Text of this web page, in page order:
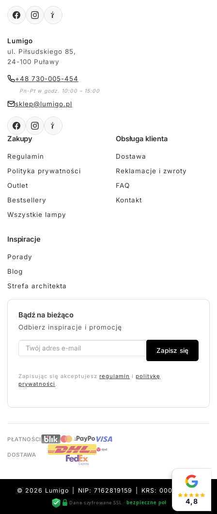
Lumigo
ul. Piłsudskiego 85,
24-100 Puławy
+48 730-005-454
Pn-Pt w godz. 10:00 – 15:00
sklep@lumigo.pl
Zakupy
Regulamin
Polityka prywatności
Outlet
Bestsellery
Wszystkie lampy
Obsługa klienta
Dostawa
Reklamacje i zwroty
FAQ
Kontakt
Inspiracje
Porady
Blog
Strefa architekta
Bądź na bieżąco
Odbierz inspiracje i promocję
Zapisz się
Zapisując się akceptujesz regulamin i politykę
prywatności .
PŁATNOŚCI
DOSTAWA
© 2026 Lumigo | NIP: 7162819159 | KRS: 0000632157
Dane szyfrowane SSL · bezpieczne połączenie4,8